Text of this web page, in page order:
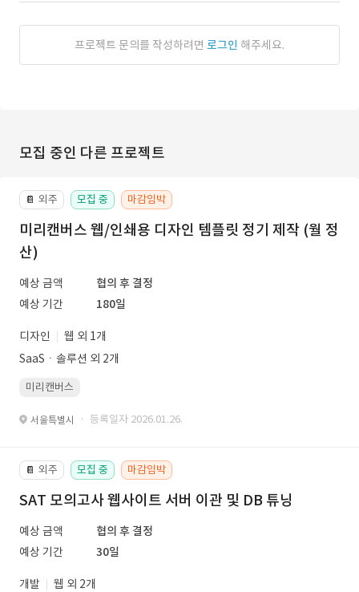
프로젝트 문의를 작성하려면 로그인 해주세요.
모집 중인 다른 프로젝트
📔 외주 모집 중 마감임박
미리캔버스 웹/인쇄용 디자인 템플릿 정기 제작 (월 정
산)
예상 금액
협의 후 결정
예상 기간
180일
디자인
웹 외 1개
SaaSㆍ솔루션 외 2개
미리캔버스
서울특별시 · 등록일자 2026.01.26.
📔 외주 모집 중 마감임박
SAT 모의고사 웹사이트 서버 이관 및 DB 튜닝
예상 금액
협의 후 결정
예상 기간
30일
개발
웹 외 2개